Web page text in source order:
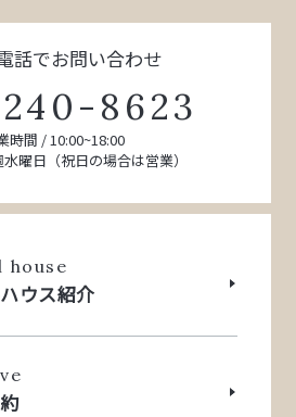
話でお問い合わせ
8623
時間 / 10:00~18:00
曜日（祝日の場合は営業）
house
ウス紹介